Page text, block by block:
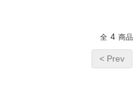
全 4 商品
< Prev